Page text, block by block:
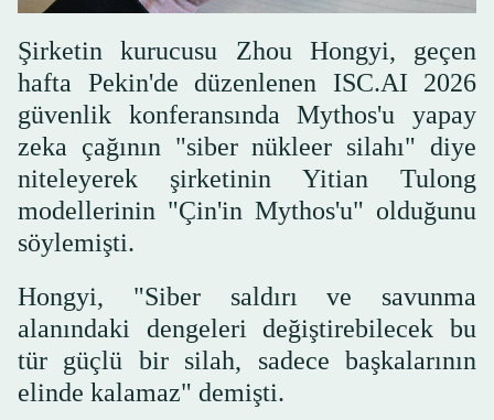
Şirketin kurucusu Zhou Hongyi, geçen
hafta Pekin'de düzenlenen ISC.AI 2026
güvenlik konferansında Mythos'u yapay
zeka çağının "siber nükleer silahı" diye
niteleyerek şirketinin Yitian Tulong
modellerinin "Çin'in Mythos'u" olduğunu
söylemişti.
Hongyi, "Siber saldırı ve savunma
alanındaki dengeleri değiştirebilecek bu
tür güçlü bir silah, sadece başkalarının
elinde kalamaz" demişti.